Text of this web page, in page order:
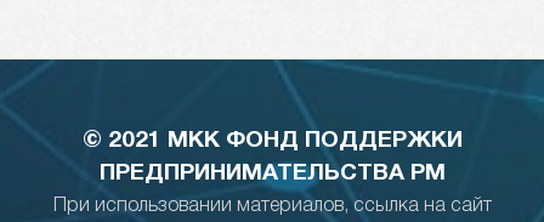
© 2021 МКК ФОНД ПОДДЕРЖКИ
ПРЕДПРИНИМАТЕЛЬСТВА РМ
При использовании материалов, ссылка на сайт